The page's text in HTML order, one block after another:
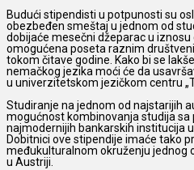
Budući stipendisti u potpunosti su
obezbeđen smeštaj u jednom od
dobijaće mesečni džeparac u iznosu
omogućena poseta raznim
tokom čitave godine. Kako bi se
nemačkog jezika moći će da
u univerzitetskom jezičkom centru
Studiranje na jednom od najstarijih
mogućnost kombinovanja studija sa
najmodernijih bankarskih institucija
Dobitnici ove stipendije imaće tako
međukulturalnom okruženju jednog
u Austriji.